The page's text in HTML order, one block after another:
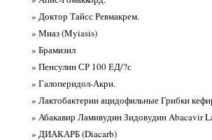
» Доктор Тайсс Ревмакрем.
» Миаз (Myiasis)
» Брамизил
» Пенсулин СР 100 ЕД/?с
» Галоперидол-Акри.
» Лактобактерии ацидофильные Грибки
» Абакавир Ламивудин Зидовудин Abacavir
» ДИАКАРБ (Diacarb)